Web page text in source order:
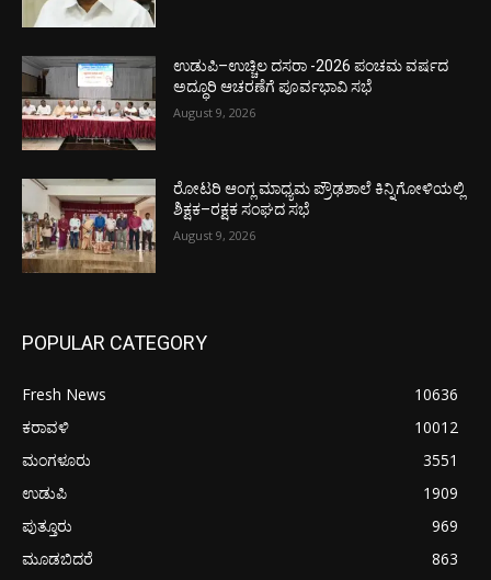
ಉಡುಪಿ–ಉಚ್ಚಿಲ ದಸರಾ -2026 ಪಂಚಮ ವರ್ಷದ
ಅದ್ಧೂರಿ ಆಚರಣೆಗೆ ಪೂರ್ವಭಾವಿ ಸಭೆ
August 9, 2026
ರೋಟರಿ ಆಂಗ್ಲ ಮಾಧ್ಯಮ ಪ್ರೌಢಶಾಲೆ ಕಿನ್ನಿಗೋಳಿಯಲ್ಲಿ
ಶಿಕ್ಷಕ–ರಕ್ಷಕ ಸಂಘದ ಸಭೆ
August 9, 2026
POPULAR CATEGORY
Fresh News
10636
ಕರಾವಳಿ
10012
ಮಂಗಳೂರು
3551
ಉಡುಪಿ
1909
ಪುತ್ತೂರು
969
ಮೂಡಬಿದರೆ
863